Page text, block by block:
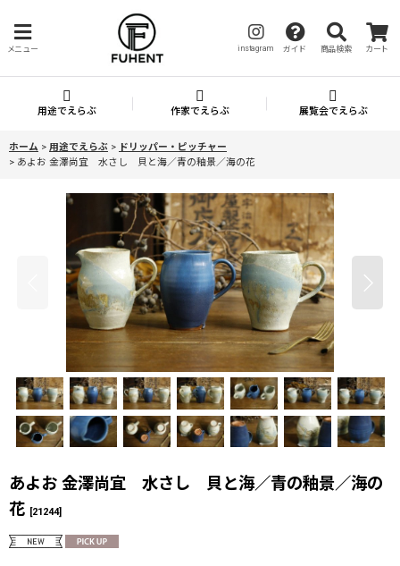
メニュー instagram ガイド 商品検索 カート
用途でえらぶ 作家でえらぶ 展覧会でえらぶ
ホーム > 用途でえらぶ > ドリッパー・ピッチャー
> あよお 金澤尚宜 水さし 貝と海／青の釉景／海の花
あよお 金澤尚宜 水さし 貝と海／青の釉景／海の
花 [21244]